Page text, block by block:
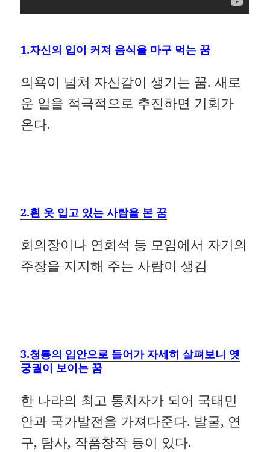
1.자신의 입이 커져 음식을 마구 먹는 꿈
의욕이 넘쳐 자신감이 생기는 꿈. 새로
운 일을 적극적으로 추진하면 기회가
온다.
2.흰 옷 입고 있는 사람을 본 꿈
회의장이나 연회석 등 모임에서 자기의
주장을 지지해 주는 사람이 생김
3.청룡의 입안으로 들어가 자세히 살펴보니 옛
궁궐이 보이는 꿈
한 나라의 최고 통치자가 되어 국태민
안과 국가발전을 가져다준다. 발굴, 연
구, 탐사, 작품창작 등이 있다.